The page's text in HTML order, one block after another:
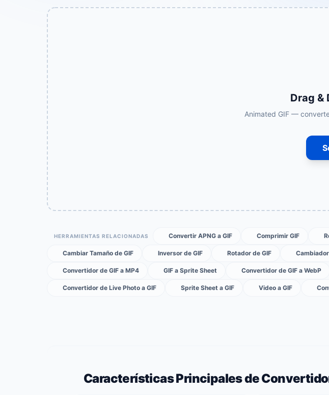
Drag &
Animated GIF —
HERRAMIENTAS RELACIONADAS Convertir APNG a GIF Comprimir GIF
Cambiar Tamaño de GIF Inversor de GIF Rotador de GIF
Convertidor de GIF a MP4 GIF a Sprite Sheet Convertidor de GIF a WebP
Convertidor de Live Photo a GIF Sprite Sheet a GIF Video a GIF
Características Principales de